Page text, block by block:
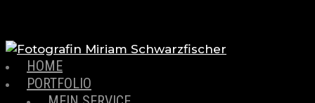
HOME
PORTFOLIO